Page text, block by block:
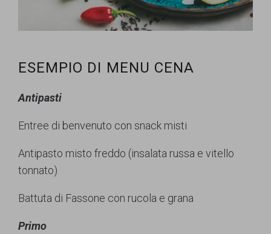
ESEMPIO DI MENU CENA
Antipasti
Entree di benvenuto con snack misti
Antipasto misto freddo (insalata russa e vitello
tonnato)
Battuta di Fassone con rucola e grana
Primo